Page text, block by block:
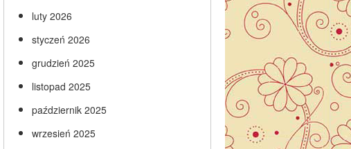
luty 2026
styczeń 2026
grudzień 2025
listopad 2025
październik 2025
wrzesień 2025